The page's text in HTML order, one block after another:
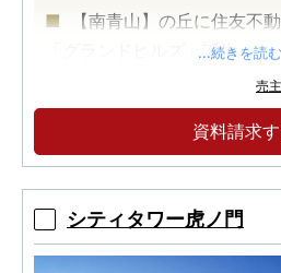
【南青山】の丘に住友不
「グランドヒルズ」誕生。
モデルルームオープン。
...続きを読む
売
資料請求
シティタワー虎ノ門